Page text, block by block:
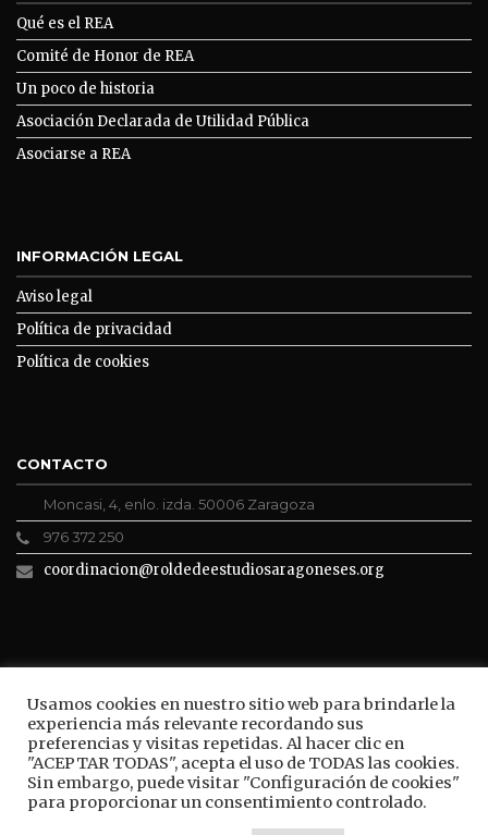
Usamos cookies en nuestro sitio web para brindarle la
experiencia más relevante recordando sus
preferencias y visitas repetidas. Al hacer clic en
"ACEPTAR TODAS", acepta el uso de TODAS las cookies.
Sin embargo, puede visitar "Configuración de cookies"
para proporcionar un consentimiento controlado.
Qué es el REA
Comité de Honor de REA
Un poco de historia
Asociación Declarada de Utilidad Pública
Asociarse a REA
INFORMACIÓN LEGAL
Aviso legal
Política de privacidad
Política de cookies
CONTACTO
Moncasi, 4, enlo. izda. 50006 Zaragoza
976 372 250
coordinacion@roldedeestudiosaragoneses.org
ROLDE CONECTA
BUSCAR